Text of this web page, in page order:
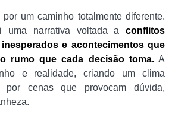
um caminho totalmente diferente.
uma narrativa voltada a conflitos
e acontecimentos que
rumo que cada decisão toma.A
e realidade, criando um clima
por cenas que provocam dúvida,